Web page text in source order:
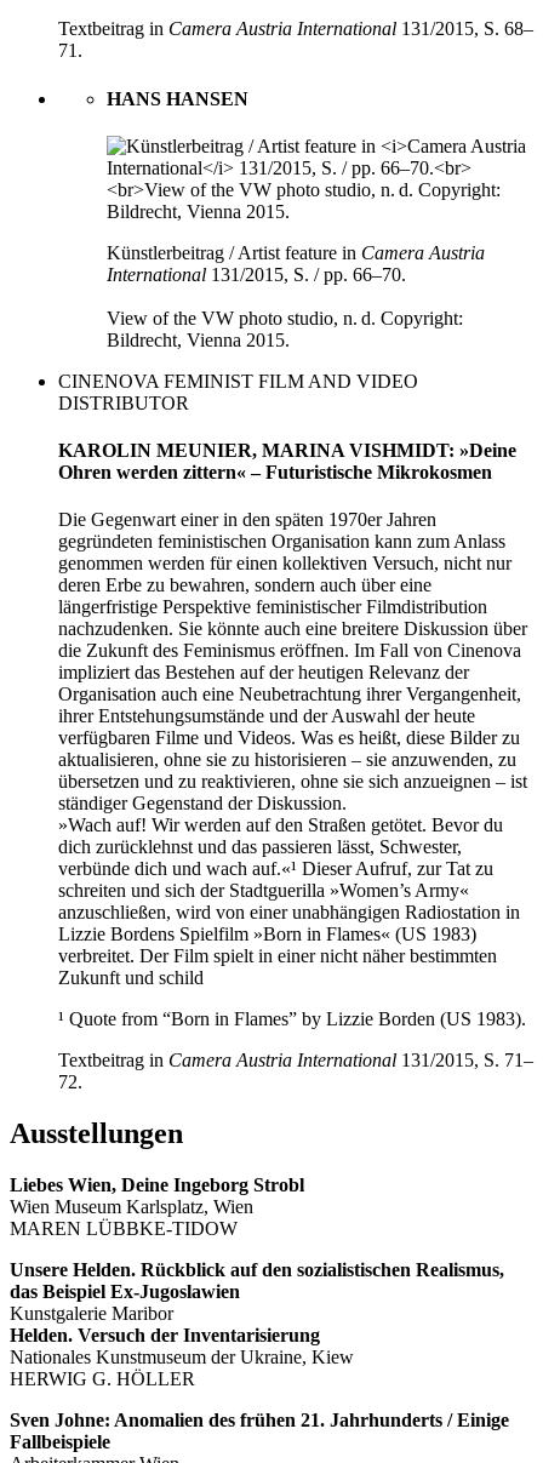
Textbeitrag in Camera Austria International 131/2015, S. 68–
71.
HANS HANSEN
Künstlerbeitrag / Artist feature in Camera Austria
International 131/2015, S. / pp. 66–70.
View of the VW photo studio, n. d. Copyright:
Bildrecht, Vienna 2015.
CINENOVA FEMINIST FILM AND VIDEO
DISTRIBUTOR
KAROLIN MEUNIER, MARINA VISHMIDT: »Deine
Ohren werden zittern« – Futuristische Mikrokosmen
Die Gegenwart einer in den späten 1970er Jahren
gegründeten feministischen Organisation kann zum Anlass
genommen werden für einen kollektiven Versuch, nicht nur
deren Erbe zu bewahren, sondern auch über eine
längerfristige Perspektive feministischer Filmdistribution
nachzudenken. Sie könnte auch eine breitere Diskussion über
die Zukunft des Feminismus eröffnen. Im Fall von Cinenova
impliziert das Bestehen auf der heutigen Relevanz der
Organisation auch eine Neubetrachtung ihrer Vergangenheit,
ihrer Entstehungsumstände und der Auswahl der heute
verfügbaren Filme und Videos. Was es heißt, diese Bilder zu
aktualisieren, ohne sie zu historisieren – sie anzuwenden, zu
übersetzen und zu reaktivieren, ohne sie sich anzueignen – ist
ständiger Gegenstand der Diskussion.
»Wach auf! Wir werden auf den Straßen getötet. Bevor du
dich zurücklehnst und das passieren lässt, Schwester,
verbünde dich und wach auf.«¹ Dieser Aufruf, zur Tat zu
schreiten und sich der Stadtguerilla »Women’s Army«
anzuschließen, wird von einer unabhängigen Radiostation in
Lizzie Bordens Spielfilm »Born in Flames« (US 1983)
verbreitet. Der Film spielt in einer nicht näher bestimmten
Zukunft und schild
¹ Quote from “Born in Flames” by Lizzie Borden (US 1983).
Textbeitrag in Camera Austria International 131/2015, S. 71–
72.
Ausstellungen
Liebes Wien, Deine Ingeborg Strobl
Wien Museum Karlsplatz, Wien
MAREN LÜBBKE-TIDOW
Unsere Helden. Rückblick auf den sozialistischen Realismus,
das Beispiel Ex-Jugoslawien
Kunstgalerie Maribor
Helden. Versuch der Inventarisierung
Nationales Kunstmuseum der Ukraine, Kiew
HERWIG G. HÖLLER
Sven Johne: Anomalien des frühen 21. Jahrhunderts / Einige
Fallbeispiele